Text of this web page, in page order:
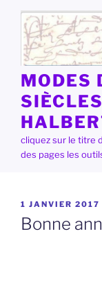
contenu
principal
MODES
cliquez sur le titre
des pages les
PUBLIÉ
LE
1 JANVIER 2017
Bonne